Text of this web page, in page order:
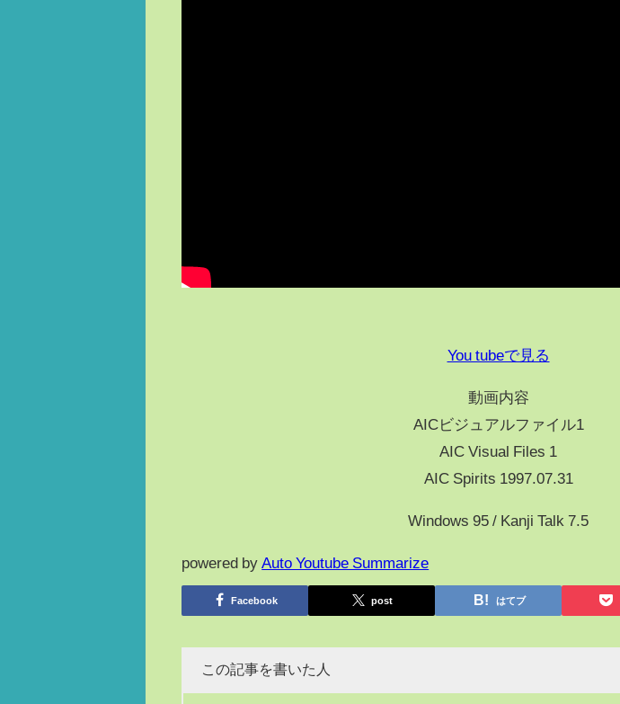
You tubeで見る
動画内容
AICビジュアルファイル1
AIC Visual Files 1
AIC Spirits 1997.07.31
Windows 95 / Kanji Talk 7.5
powered by Auto Youtube Summarize
Facebook post はてブ
この記事を書いた人